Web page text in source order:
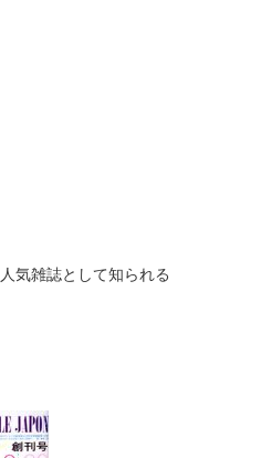
気雑誌として知られる